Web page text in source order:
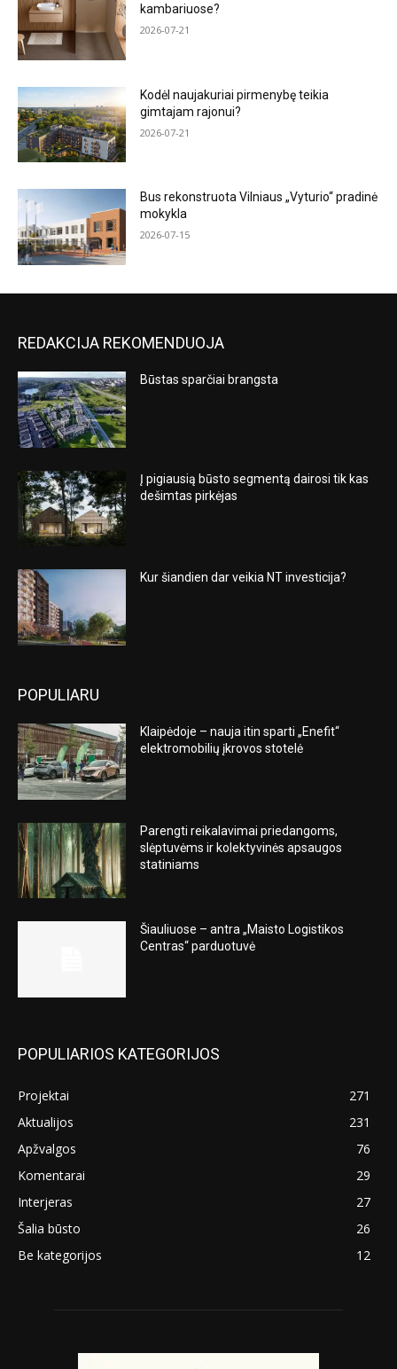
kambariuose?
2026-07-21
Kodėl naujakuriai pirmenybę teikia
gimtajam rajonui?
2026-07-21
Bus rekonstruota Vilniaus „Vyturio“ pradinė
mokykla
2026-07-15
REDAKCIJA REKOMENDUOJA
Būstas sparčiai brangsta
Į pigiausią būsto segmentą dairosi tik kas
dešimtas pirkėjas
Kur šiandien dar veikia NT investicija?
POPULIARU
Klaipėdoje – nauja itin sparti „Enefit“
elektromobilių įkrovos stotelė
Parengti reikalavimai priedangoms,
slėptuvėms ir kolektyvinės apsaugos
statiniams
Šiauliuose – antra „Maisto Logistikos
Centras“ parduotuvė
POPULIARIOS KATEGORIJOS
Projektai
271
Aktualijos
231
Apžvalgos
76
Komentarai
29
Interjeras
27
Šalia būsto
26
Be kategorijos
12